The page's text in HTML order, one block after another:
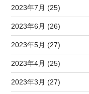
2023年7月 (25)
2023年6月 (26)
2023年5月 (27)
2023年4月 (25)
2023年3月 (27)